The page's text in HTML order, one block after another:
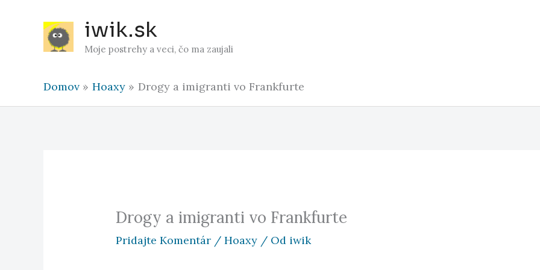
iwik.sk
Moje postrehy a veci, čo ma zaujali
Domov Hoaxy Drogy a imigranti vo Frankfurte
Drogy a imigranti vo Frankfurte
Pridajte Komentár /Hoaxy / Od iwik